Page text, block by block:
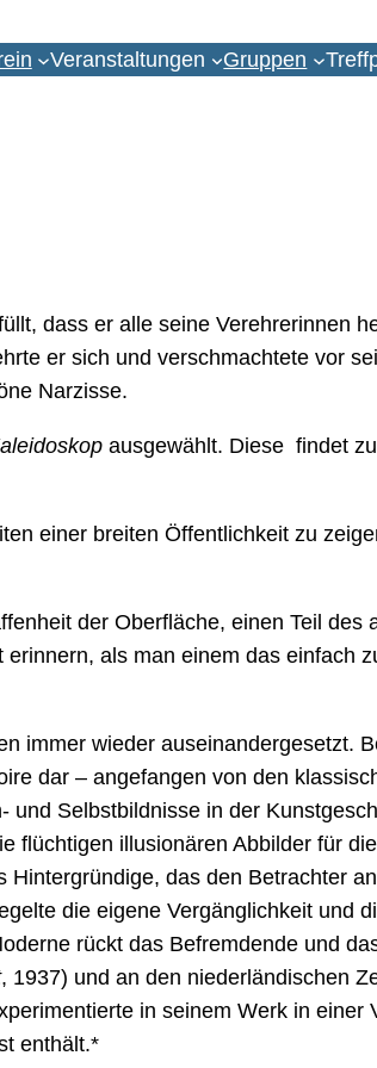
Veranstaltungen Gruppen
dass er alle seine Verehrerinnen
er sich und verschmachtete vor
Narzisse.
ausgewählt. Diese findet
einer breiten Öffentlichkeit zu
der Oberfläche, einen Teil
als man einem das einfach
immer wieder auseinandergesetzt.
dar – angefangen von den
Selbstbildnisse in der
illusionären Abbilder für
das den Betrachter
die eigene Vergänglichkeit und
rückt das Befremdende und
, 1937) und an den niederländischen
in seinem Werk in
enthält.*